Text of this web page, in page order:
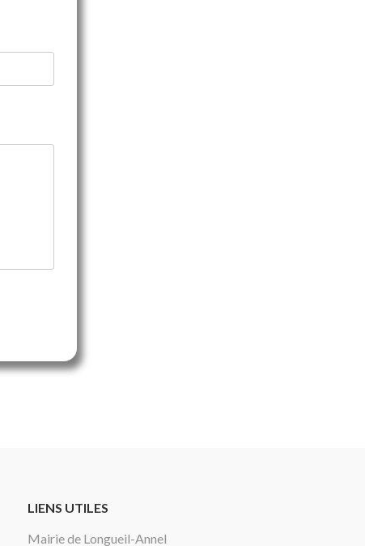
LIENS UTILES
Mairie de Longueil-Annel